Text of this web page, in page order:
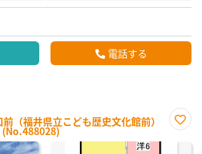
電話する
（福井県立こども歴史文化館前）
(No.488028)
に入